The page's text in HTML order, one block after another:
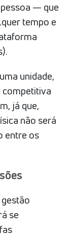
— que
tempo e
unidade,
competitiva
já que,
não será
entre os
se